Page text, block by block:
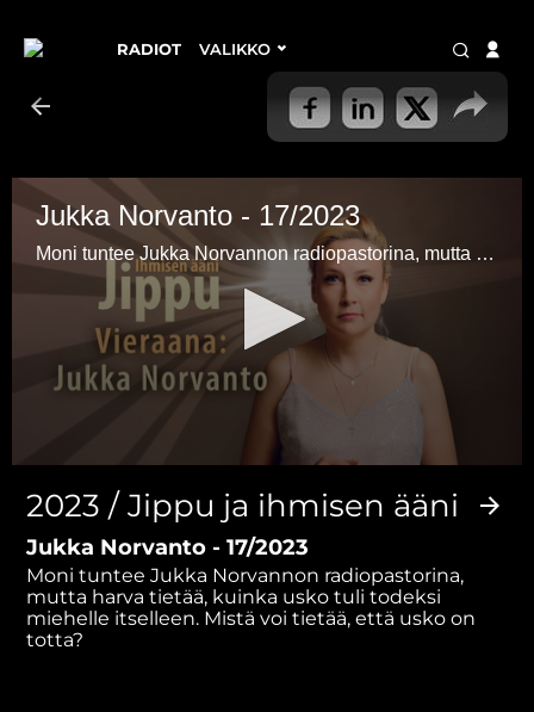
RADIOT VALIKKO
Jukka Norvanto - 17/2023
Moni tuntee Jukka Norvannon radiopastorina, mutta harva tietää, kuinka usko tuli todeksi miehelle itselleen. Mistä voi tietää, että usko on totta?
seconds
minutes,
21
seconds
2023 / Jippu ja ihmisen ääni
Jukka Norvanto - 17/2023
Moni tuntee Jukka Norvannon radiopastorina,
mutta harva tietää, kuinka usko tuli todeksi
miehelle itselleen. Mistä voi tietää, että usko on
totta?